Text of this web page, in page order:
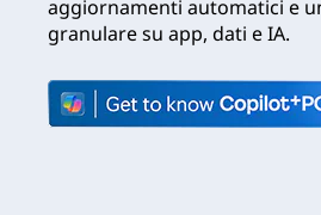
aggiornamenti automatici e
granulare su app, dati e IA.